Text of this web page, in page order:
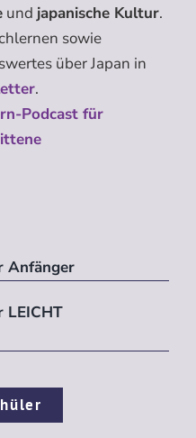
und japanische Kultur.
sowie
über Japan in
.
Podcast für
Anfänger
LEICHT